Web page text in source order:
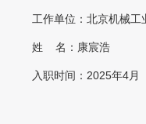
工作单位：北京机械工
姓 名： 康宸浩
入职时间： 2025年4月